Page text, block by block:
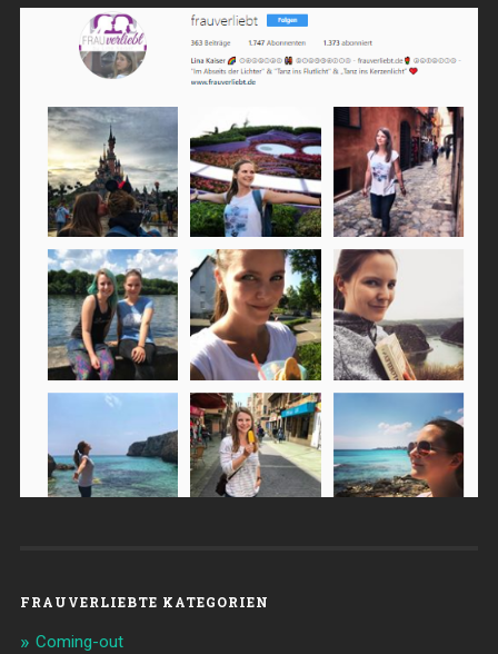
FRAUVERLIEBTE KATEGORIEN
Coming-out